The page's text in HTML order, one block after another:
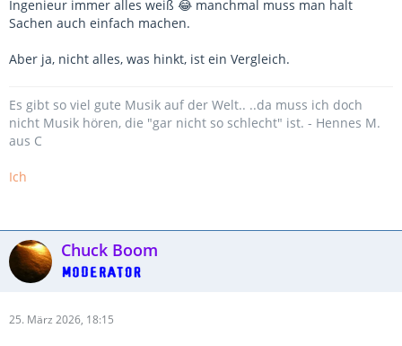
Ingenieur immer alles weiß 😂 manchmal muss man halt
Sachen auch einfach machen.
Aber ja, nicht alles, was hinkt, ist ein Vergleich.
Es gibt so viel gute Musik auf der Welt.. ..da muss ich doch
nicht Musik hören, die "gar nicht so schlecht" ist. - Hennes M.
aus C
Ich
Chuck Boom
25. März 2026, 18:15